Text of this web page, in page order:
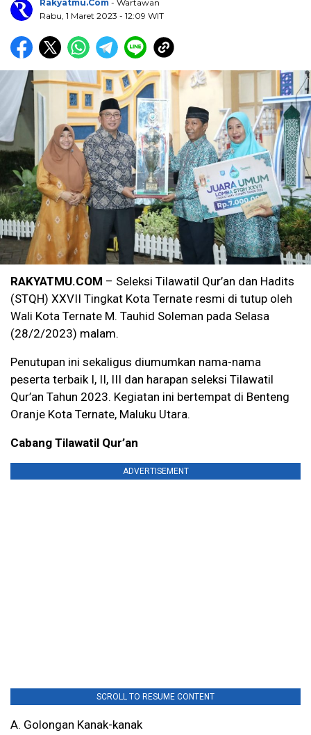
Rakyatmu.com - Wartawan
Rabu, 1 Maret 2023 - 12:09 WIT
RAKYATMU.COM – Seleksi Tilawatil Qur’an dan Hadits
(STQH) XXVII Tingkat Kota Ternate resmi di tutup oleh
Wali Kota Ternate M. Tauhid Soleman pada Selasa
(28/2/2023) malam.
Penutupan ini sekaligus diumumkan nama-nama
peserta terbaik I, II, III dan harapan seleksi Tilawatil
Qur’an Tahun 2023. Kegiatan ini bertempat di Benteng
Oranje Kota Ternate, Maluku Utara.
Cabang Tilawatil Qur’an
ADVERTISEMENT
SCROLL TO RESUME CONTENT
A. Golongan Kanak-kanak